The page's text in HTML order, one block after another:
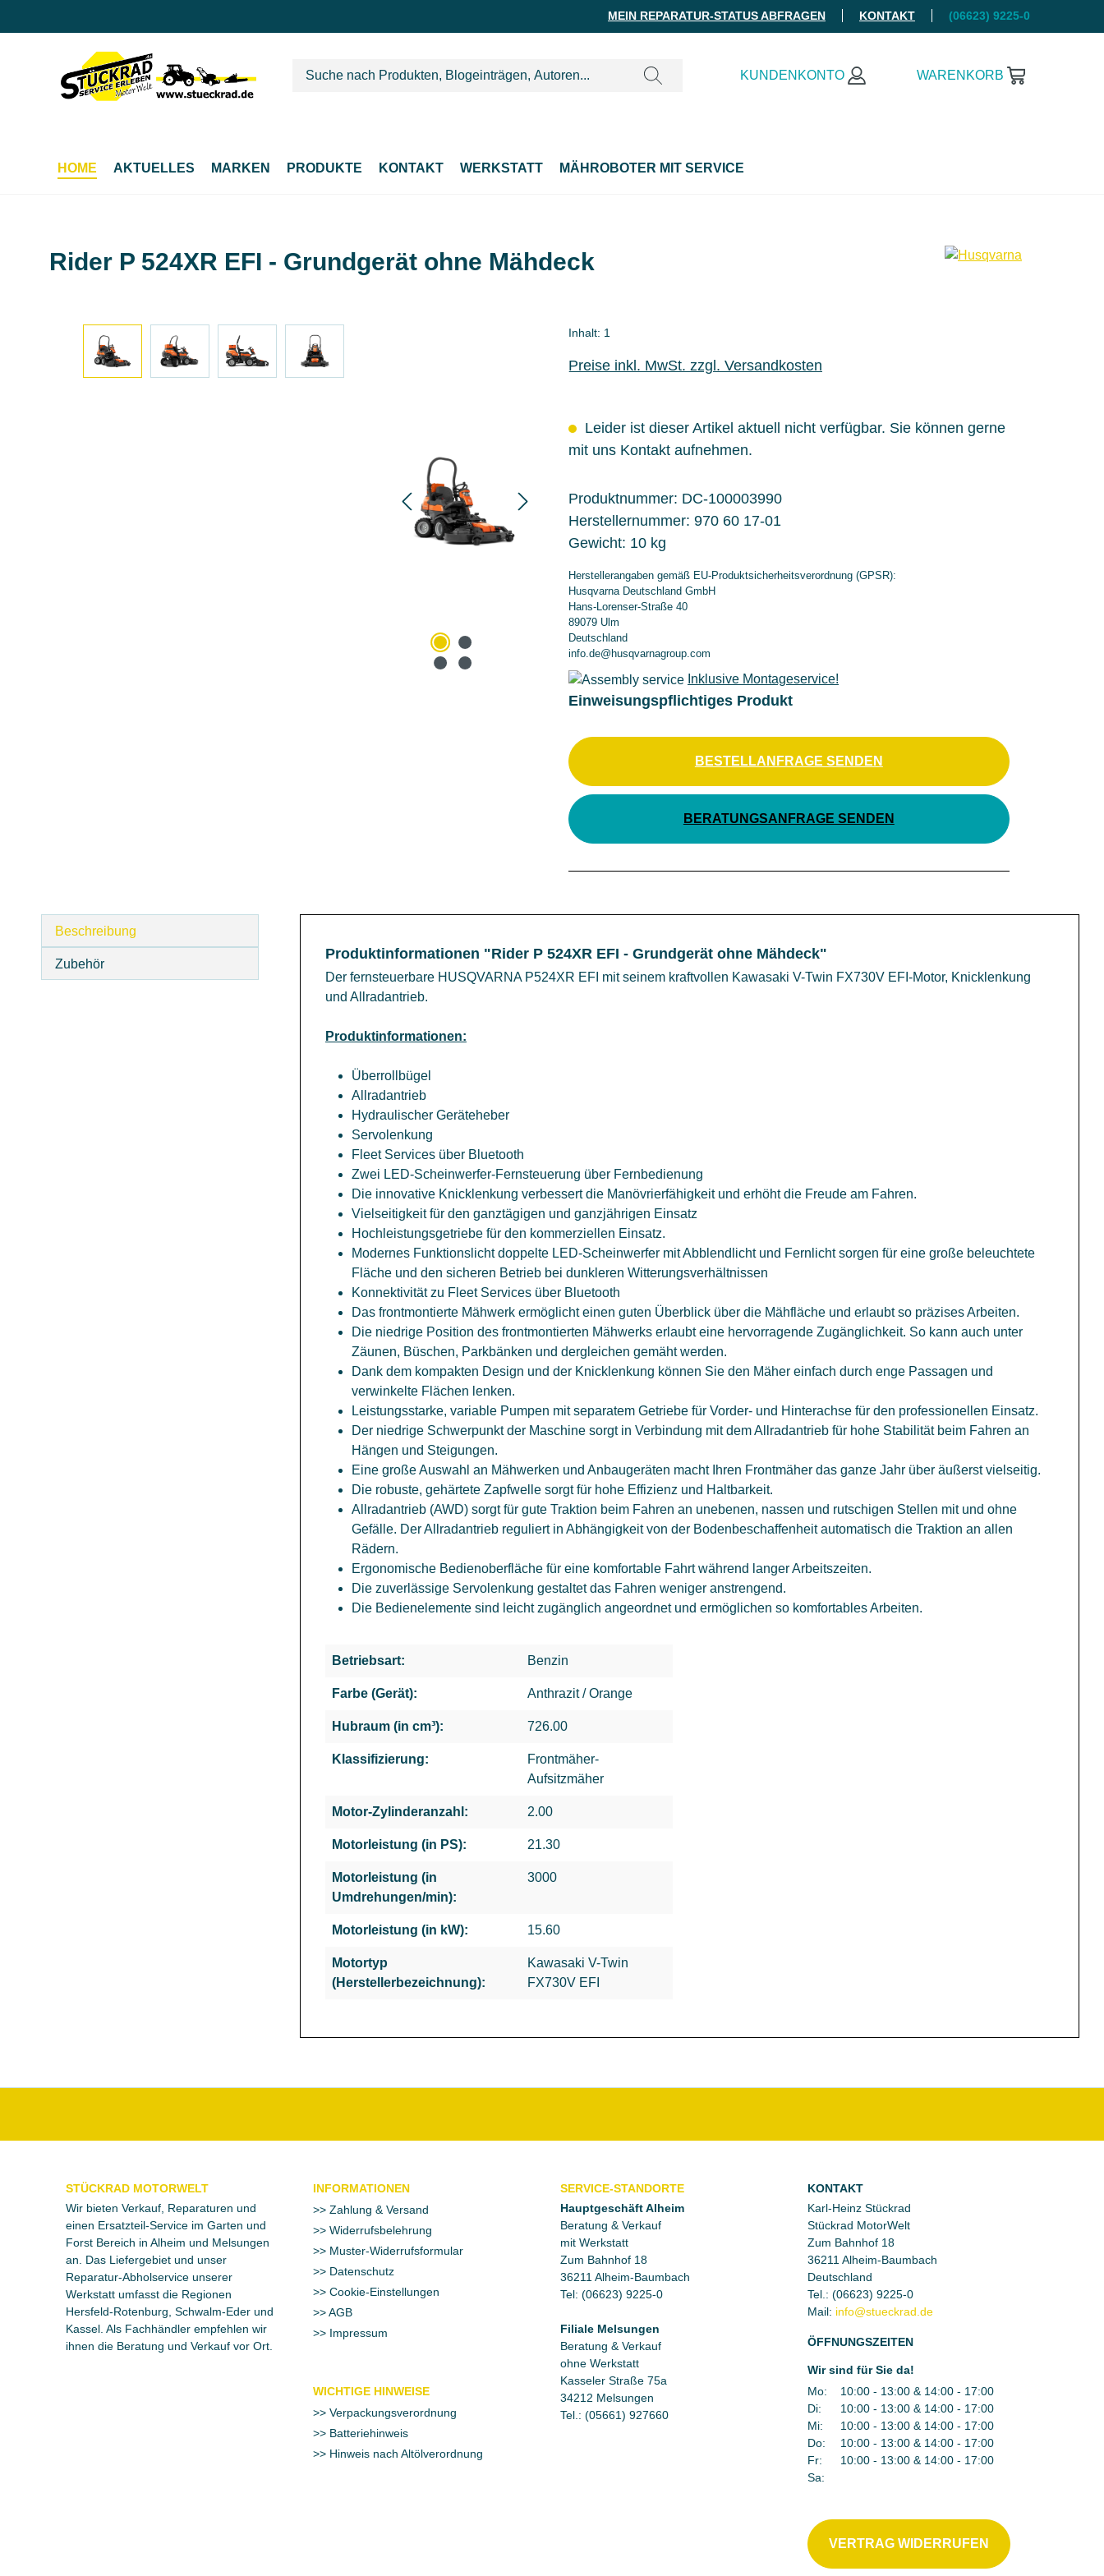
MEIN REPARATUR-STATUS ABFRAGEN KONTAKT (06623) 9225-0
KUNDENKONTO WARENKORB
HOME AKTUELLES MARKEN PRODUKTE KONTAKT WERKSTATT MÄHROBOTER MIT SERVICE
Rider P 524XR EFI - Grundgerät ohne Mähdeck
Bildergalerie überspringen Inhalt: 1
Preise inkl. MwSt. zzgl. Versandkosten
Leider ist dieser Artikel aktuell nicht verfügbar. Sie können gerne
mit uns Kontakt aufnehmen.
Produktnummer: DC-100003990
Herstellernummer: 970 60 17-01
Gewicht: 10 kg
Herstellerangaben gemäß EU-Produktsicherheitsverordnung (GPSR):
Husqvarna Deutschland GmbH
Hans-Lorenser-Straße 40
89079 Ulm
Deutschland
info.de@husqvarnagroup.com
Inklusive Montageservice!
Einweisungspflichtiges Produkt
BESTELLANFRAGE SENDEN
BERATUNGSANFRAGE SENDEN
Beschreibung
Zubehör
Produktinformationen "Rider P 524XR EFI - Grundgerät ohne Mähdeck"
Der fernsteuerbare HUSQVARNA P524XR EFI mit seinem kraftvollen Kawasaki V-Twin FX730V EFI-Motor, Knicklenkung
und Allradantrieb.
Produktinformationen:
Überrollbügel
Allradantrieb
Hydraulischer Geräteheber
Servolenkung
Fleet Services über Bluetooth
Zwei LED-Scheinwerfer-Fernsteuerung über Fernbedienung
Die innovative Knicklenkung verbessert die Manövrierfähigkeit und erhöht die Freude am Fahren.
Vielseitigkeit für den ganztägigen und ganzjährigen Einsatz
Hochleistungsgetriebe für den kommerziellen Einsatz.
Modernes Funktionslicht doppelte LED-Scheinwerfer mit Abblendlicht und Fernlicht sorgen für eine große beleuchtete
Fläche und den sicheren Betrieb bei dunkleren Witterungsverhältnissen
Konnektivität zu Fleet Services über Bluetooth
Das frontmontierte Mähwerk ermöglicht einen guten Überblick über die Mähfläche und erlaubt so präzises Arbeiten.
Die niedrige Position des frontmontierten Mähwerks erlaubt eine hervorragende Zugänglichkeit. So kann auch unter
Zäunen, Büschen, Parkbänken und dergleichen gemäht werden.
Dank dem kompakten Design und der Knicklenkung können Sie den Mäher einfach durch enge Passagen und
verwinkelte Flächen lenken.
Leistungsstarke, variable Pumpen mit separatem Getriebe für Vorder- und Hinterachse für den professionellen Einsatz.
Der niedrige Schwerpunkt der Maschine sorgt in Verbindung mit dem Allradantrieb für hohe Stabilität beim Fahren an
Hängen und Steigungen.
Eine große Auswahl an Mähwerken und Anbaugeräten macht Ihren Frontmäher das ganze Jahr über äußerst vielseitig.
Die robuste, gehärtete Zapfwelle sorgt für hohe Effizienz und Haltbarkeit.
Allradantrieb (AWD) sorgt für gute Traktion beim Fahren an unebenen, nassen und rutschigen Stellen mit und ohne
Gefälle. Der Allradantrieb reguliert in Abhängigkeit von der Bodenbeschaffenheit automatisch die Traktion an allen
Rädern.
Ergonomische Bedienoberfläche für eine komfortable Fahrt während langer Arbeitszeiten.
Die zuverlässige Servolenkung gestaltet das Fahren weniger anstrengend.
Die Bedienelemente sind leicht zugänglich angeordnet und ermöglichen so komfortables Arbeiten.
Betriebsart: Benzin
Farbe (Gerät): Anthrazit / Orange
Hubraum (in cm³): 726.00
Klassifizierung:
Frontmäher-
Aufsitzmäher
Motor-Zylinderanzahl: 2.00
Motorleistung (in PS): 21.30
Motorleistung (in
Umdrehungen/min):
3000
Motorleistung (in kW): 15.60
Motortyp
(Herstellerbezeichnung):
Kawasaki V-Twin
FX730V EFI
STÜCKRAD MOTORWELT
Wir bieten Verkauf, Reparaturen und
einen Ersatzteil-Service im Garten und
Forst Bereich in Alheim und Melsungen
an. Das Liefergebiet und unser
Reparatur-Abholservice unserer
Werkstatt umfasst die Regionen
Hersfeld-Rotenburg, Schwalm-Eder und
Kassel. Als Fachhändler empfehlen wir
ihnen die Beratung und Verkauf vor Ort.
INFORMATIONEN
Zahlung & Versand
Widerrufsbelehrung
Muster-Widerrufsformular
Datenschutz
Cookie-Einstellungen
AGB
Impressum
WICHTIGE HINWEISE
Verpackungsverordnung
Batteriehinweis
Hinweis nach Altölverordnung
SERVICE-STANDORTE
Hauptgeschäft Alheim
Beratung & Verkauf
mit Werkstatt
Zum Bahnhof 18
36211 Alheim-Baumbach
Tel: (06623) 9225-0
Filiale Melsungen
Beratung & Verkauf
ohne Werkstatt
Kasseler Straße 75a
34212 Melsungen
Tel.: (05661) 927660
KONTAKT
Karl-Heinz Stückrad
Stückrad MotorWelt
Zum Bahnhof 18
36211 Alheim-Baumbach
Deutschland
Tel.: (06623) 9225-0
Mail:
ÖFFNUNGSZEITEN
Wir sind für Sie da!
Mo:
10:00 - 13:00 & 14:00 - 17:00
Di:
10:00 - 13:00 & 14:00 - 17:00
Mi:
10:00 - 13:00 & 14:00 - 17:00
Do:
10:00 - 13:00 & 14:00 - 17:00
Fr:
10:00 - 13:00 & 14:00 - 17:00
Sa:
VERTRAG WIDERRUFEN